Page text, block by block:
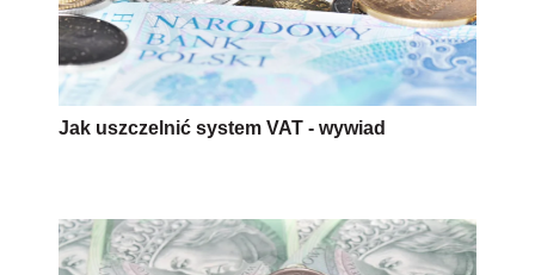
Jak uszczelnić system VAT - wywiad